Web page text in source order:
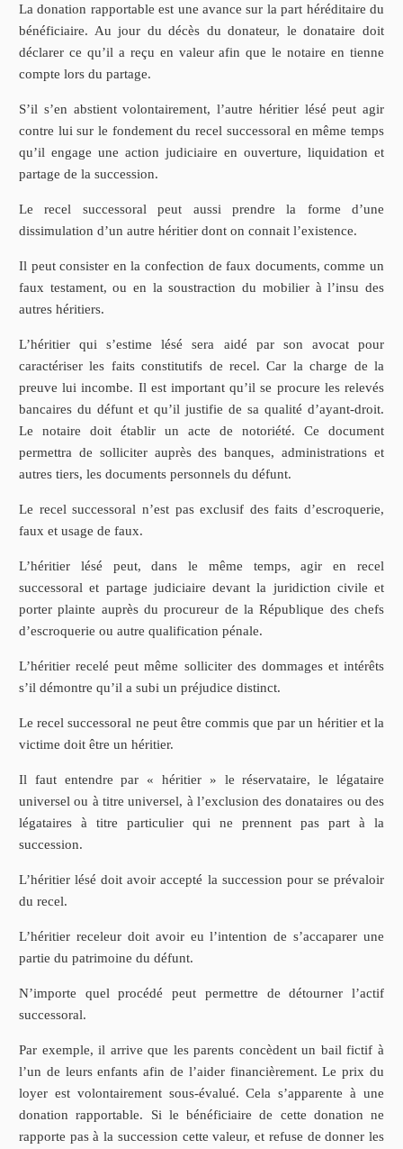
La donation rapportable est une avance sur la part héréditaire du
bénéficiaire. Au jour du décès du donateur, le donataire doit
déclarer ce qu’il a reçu en valeur afin que le notaire en tienne
compte lors du partage.
S’il s’en abstient volontairement, l’autre héritier lésé peut agir
contre lui sur le fondement du recel successoral en même temps
qu’il engage une action judiciaire en ouverture, liquidation et
partage de la succession.
Le recel successoral peut aussi prendre la forme d’une
dissimulation d’un autre héritier dont on connait l’existence.
Il peut consister en la confection de faux documents, comme un
faux testament, ou en la soustraction du mobilier à l’insu des
autres héritiers.
L’héritier qui s’estime lésé sera aidé par son avocat pour
caractériser les faits constitutifs de recel. Car la charge de la
preuve lui incombe. Il est important qu’il se procure les relevés
bancaires du défunt et qu’il justifie de sa qualité d’ayant-droit.
Le notaire doit établir un acte de notoriété. Ce document
permettra de solliciter auprès des banques, administrations et
autres tiers, les documents personnels du défunt.
Le recel successoral n’est pas exclusif des faits d’escroquerie,
faux et usage de faux.
L’héritier lésé peut, dans le même temps, agir en recel
successoral et partage judiciaire devant la juridiction civile et
porter plainte auprès du procureur de la République des chefs
d’escroquerie ou autre qualification pénale.
L’héritier recelé peut même solliciter des dommages et intérêts
s’il démontre qu’il a subi un préjudice distinct.
Le recel successoral ne peut être commis que par un héritier et la
victime doit être un héritier.
Il faut entendre par « héritier » le réservataire, le légataire
universel ou à titre universel, à l’exclusion des donataires ou des
légataires à titre particulier qui ne prennent pas part à la
succession.
L’héritier lésé doit avoir accepté la succession pour se prévaloir
du recel.
L’héritier receleur doit avoir eu l’intention de s’accaparer une
partie du patrimoine du défunt.
N’importe quel procédé peut permettre de détourner l’actif
successoral.
Par exemple, il arrive que les parents concèdent un bail fictif à
l’un de leurs enfants afin de l’aider financièrement. Le prix du
loyer est volontairement sous-évalué. Cela s’apparente à une
donation rapportable. Si le bénéficiaire de cette donation ne
rapporte pas à la succession cette valeur, et refuse de donner les